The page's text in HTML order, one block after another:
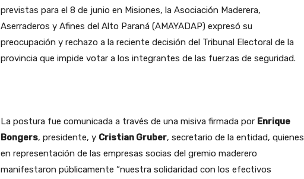
previstas para el 8 de junio en Misiones, la Asociación Maderera,
Aserraderos y Afines del Alto Paraná (AMAYADAP) expresó su
preocupación y rechazo a la reciente decisión del Tribunal Electoral de la
provincia que impide votar a los integrantes de las fuerzas de seguridad.
La postura fue comunicada a través de una misiva firmada por Enrique
Bongers, presidente, y Cristian Gruber, secretario de la entidad, quienes
en representación de las empresas socias del gremio maderero
manifestaron públicamente “nuestra solidaridad con los efectivos